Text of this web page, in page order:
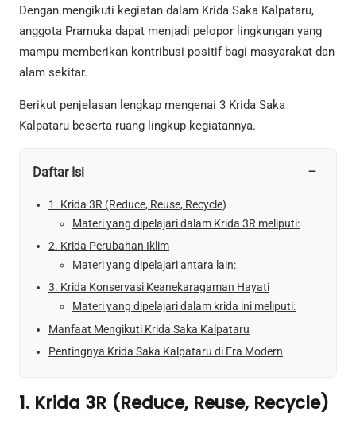
Dengan mengikuti kegiatan dalam Krida Saka Kalpataru,
anggota Pramuka dapat menjadi pelopor lingkungan yang
mampu memberikan kontribusi positif bagi masyarakat dan
alam sekitar.
Berikut penjelasan lengkap mengenai 3 Krida Saka
Kalpataru beserta ruang lingkup kegiatannya.
Daftar Isi −
1. Krida 3R (Reduce, Reuse, Recycle)
Materi yang dipelajari dalam Krida 3R meliputi:
2. Krida Perubahan Iklim
Materi yang dipelajari antara lain:
3. Krida Konservasi Keanekaragaman Hayati
Materi yang dipelajari dalam krida ini meliputi:
Manfaat Mengikuti Krida Saka Kalpataru
Pentingnya Krida Saka Kalpataru di Era Modern
1. Krida 3R (Reduce, Reuse, Recycle)